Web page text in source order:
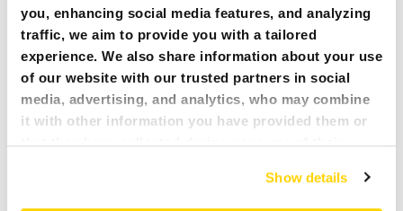
you, enhancing social media features, and analyzing
traffic, we aim to provide you with a tailored
experience. We also share information about your use
of our website with our trusted partners in social
media, advertising, and analytics, who may combine
it with other information you have provided them or
that they have collected during your use of their
and serve you content that truly matters. Join us and
explore more!
Show details
POWODY, DLA KTÓRYCH WARTO
WYBRAĆ BROKK W PRZEMYŚLE
METALURGICZNYM